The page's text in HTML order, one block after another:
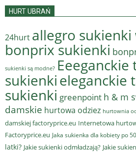
HURT UBRAŃ
24hurt allegro sukienki
bonprix sukienki
sukienki są modne? Eeeganckie
sukienkieleganckie
sukienki greenpoint h & m
damskie hurtowa odziez hurtownia
damskiej factoryprice.eu Internetowa
Factoryprice.eu Jaka sukienka dla kobiety po
latki? Jakie sukienki odmładzają? Jakie